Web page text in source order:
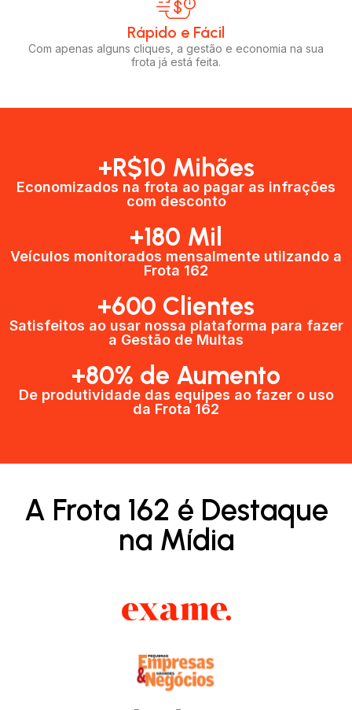
Rápido e Fácil​
Com apenas alguns cliques, a gestão e economia na sua
frota já está feita.
+R$10 Mihões
Economizados na frota ao pagar as infrações
com desconto
+180 Mil
Veículos monitorados mensalmente utilzando a
Frota 162
+600 Clientes​
Satisfeitos ao usar nossa plataforma para fazer
a Gestão de Multas​
+80% de Aumento
De produtividade das equipes ao fazer o uso
da Frota 162​
A Frota 162 é Destaque
na Mídia